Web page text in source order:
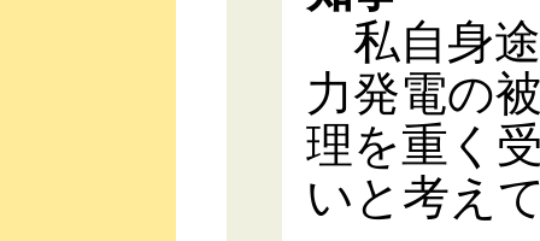
私自身
力発電の
理を重く
いと考え